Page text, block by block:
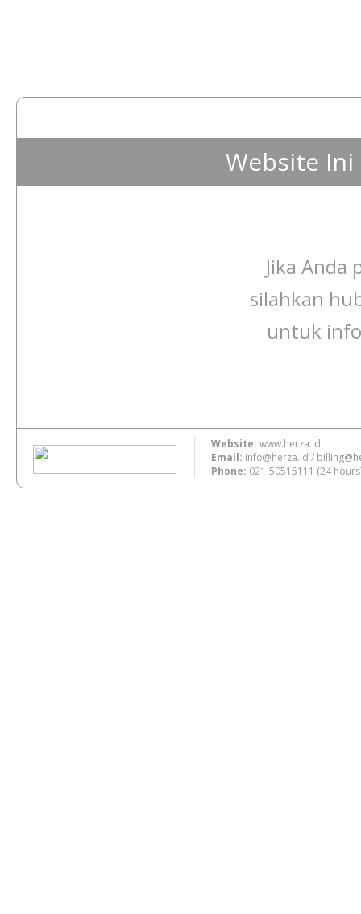
Website Ini
Jika Anda
silahkan
untuk
Website: www.herza.id
Email: info@herza.id /
Phone: 021-50515111 (24